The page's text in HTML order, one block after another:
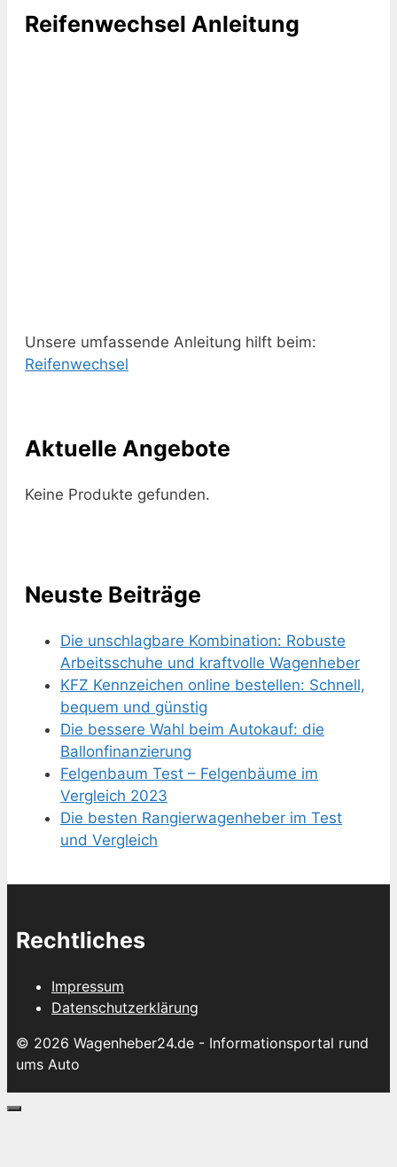
Reifenwechsel Anleitung
Unsere umfassende Anleitung hilft beim:
Reifenwechsel
Aktuelle Angebote
Keine Produkte gefunden.
Neuste Beiträge
Die unschlagbare Kombination: Robuste
Arbeitsschuhe und kraftvolle Wagenheber
KFZ Kennzeichen online bestellen: Schnell,
bequem und günstig
Die bessere Wahl beim Autokauf: die
Ballonfinanzierung
Felgenbaum Test – Felgenbäume im
Vergleich 2023
Die besten Rangierwagenheber im Test
und Vergleich
Rechtliches
Impressum
Datenschutzerklärung
© 2026 Wagenheber24.de - Informationsportal rund
ums Auto
Schließen